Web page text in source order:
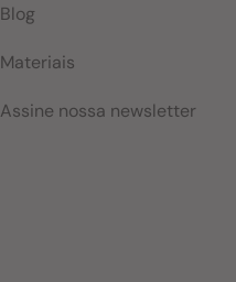
Blog
Materiais
Assine nossa newsletter